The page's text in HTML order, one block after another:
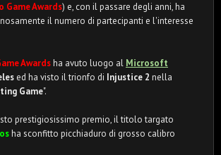
Game Awards) e, con il passare degli anni, ha
il numero di partecipanti e l'interesse
Awardsha avuto luogo al Microsoft
ed ha visto il trionfo di Injustice 2 nella
Game".
prestigiosissimo premio, il titolo targato
ha sconfitto picchiaduro di grosso calibro